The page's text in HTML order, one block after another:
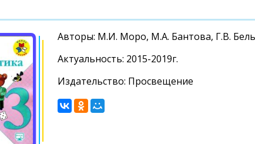
Авторы: М.И. Моро, М.А. Бантова, Г.В.
Актуальность: 2015-2019г.
Издательство: Просвещение